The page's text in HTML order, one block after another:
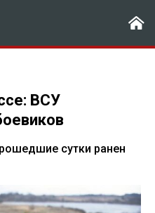
ВСУ
сутки ранен